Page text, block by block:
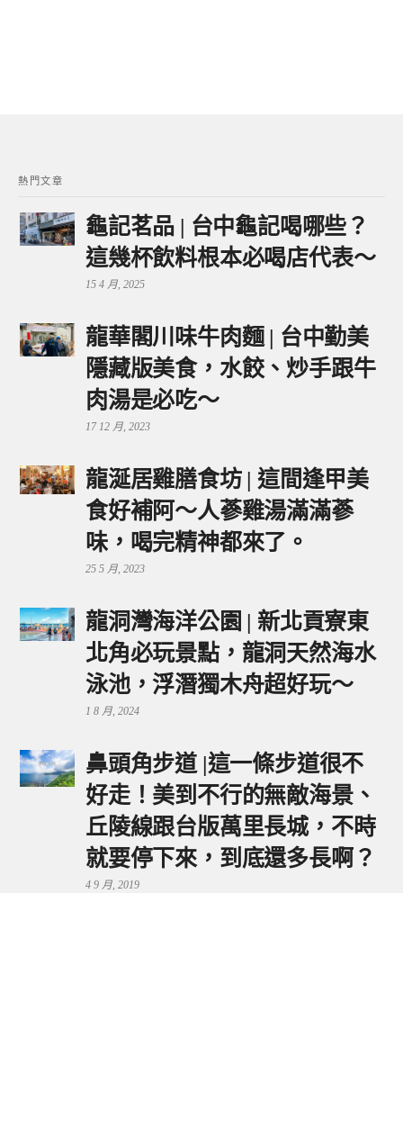
熱門文章
龜記茗品 | 台中龜記喝哪些？
這幾杯飲料根本必喝店代表～
15 4 月, 2025
龍華閣川味牛肉麵 | 台中勤美
隱藏版美食，水餃、炒手跟牛
肉湯是必吃～
17 12 月, 2023
龍涎居雞膳食坊 | 這間逢甲美
食好補阿～人蔘雞湯滿滿蔘
味，喝完精神都來了。
25 5 月, 2023
龍洞灣海洋公園 | 新北貢寮東
北角必玩景點，龍洞天然海水
泳池，浮潛獨木舟超好玩～
1 8 月, 2024
鼻頭角步道 |這一條步道很不
好走！美到不行的無敵海景、
丘陵線跟台版萬里長城，不時
就要停下來，到底還多長啊？
4 9 月, 2019